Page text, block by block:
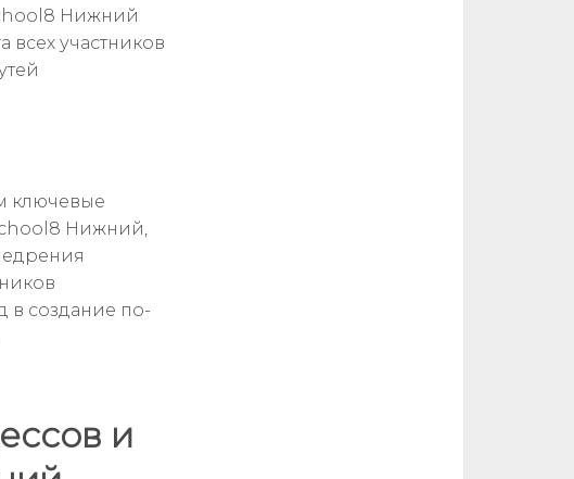
Нижний
всех участников
ключевые
Нижний,
в создание по-
и